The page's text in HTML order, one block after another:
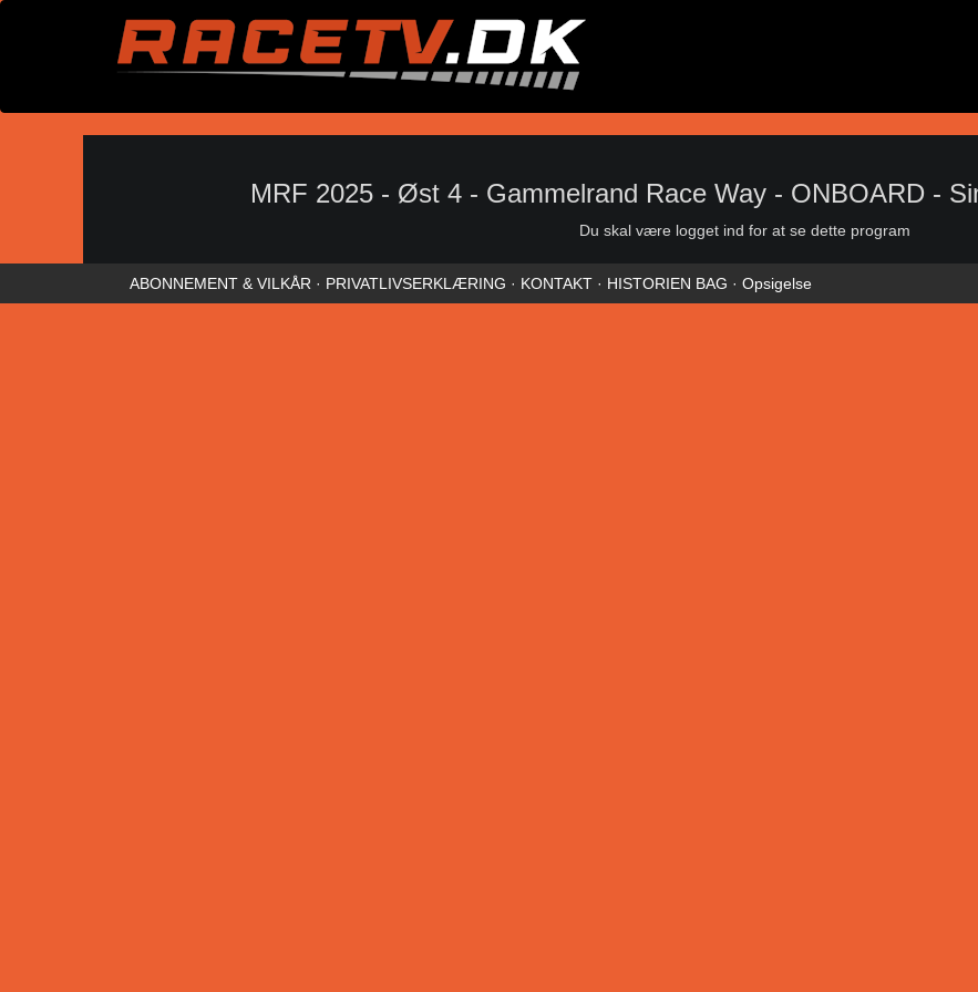
MRF 2025 - Øst 4 - Gammelrand Race Way - ONBOARD -
Du skal være logget ind for at se dette program
ABONNEMENT & VILKÅR · PRIVATLIVSERKLÆRING · KONTAKT · HISTORIEN BAG · Opsigelse